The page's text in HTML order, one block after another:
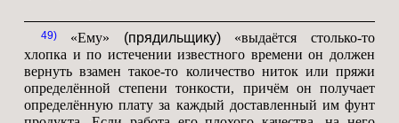
49 «Ему» (прядильщику) «выдаётся столько-то
хлопка и по истечении известного времени он должен
вернуть взамен такое-то количество ниток или пряжи
определённой степени тонкости, причём он получает
определённую плату за каждый доставленный им фунт